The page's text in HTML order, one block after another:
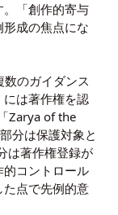
「創作的寄与
成の焦点にな
のガイダンス
は著作権を認
Zarya of the
分は保護対象と
は著作権登録が
コントロール
点で先例的意